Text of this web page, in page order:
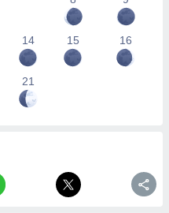
14 15 16
21